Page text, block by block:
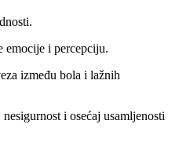
emocije i percepciju.
između bola i lažnih
i osećaj usamljenosti